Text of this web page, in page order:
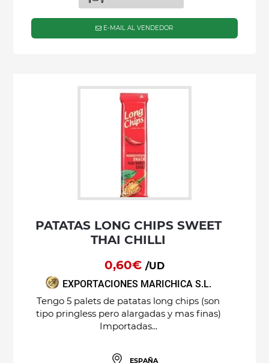
E-MAIL AL VENDEDOR
PATATAS LONG CHIPS SWEET
THAI CHILLI
0,60€ /UD
EXPORTACIONES MARICHICA S.L.
Tengo 5 palets de patatas long chips (son
tipo pringless pero alargadas y mas finas)
Importadas...
ESPAÑA